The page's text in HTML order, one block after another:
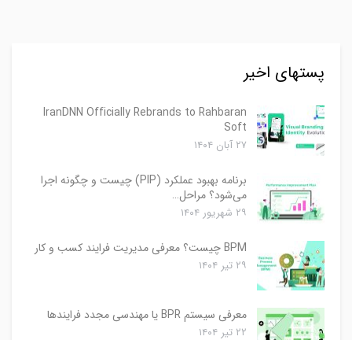
پستهای اخیر
IranDNN Officially Rebrands to Rahbaran
Soft
۲۷ آبان ۱۴۰۴
برنامه بهبود عملکرد (PIP) چیست و چگونه اجرا
می‌شود؟ مراحل…
۲۹ شهریور ۱۴۰۴
BPM چیست؟ معرفی مدیریت فرایند کسب و کار
۲۹ تیر ۱۴۰۴
معرفی سیستم BPR یا مهندسی مجدد فرایندها
۲۲ تیر ۱۴۰۴